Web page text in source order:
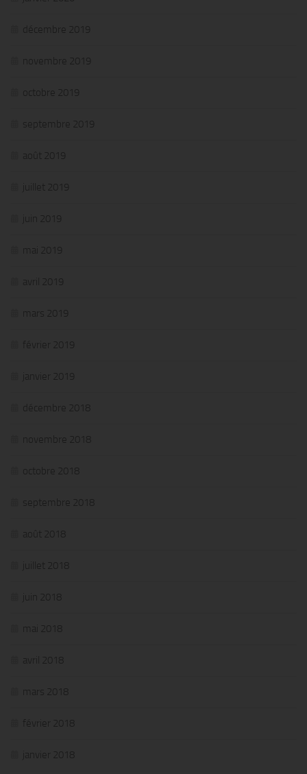
décembre 2019
novembre 2019
octobre 2019
septembre 2019
août 2019
juillet 2019
juin 2019
mai 2019
avril 2019
mars 2019
février 2019
janvier 2019
décembre 2018
novembre 2018
octobre 2018
septembre 2018
août 2018
juillet 2018
juin 2018
mai 2018
avril 2018
mars 2018
février 2018
janvier 2018